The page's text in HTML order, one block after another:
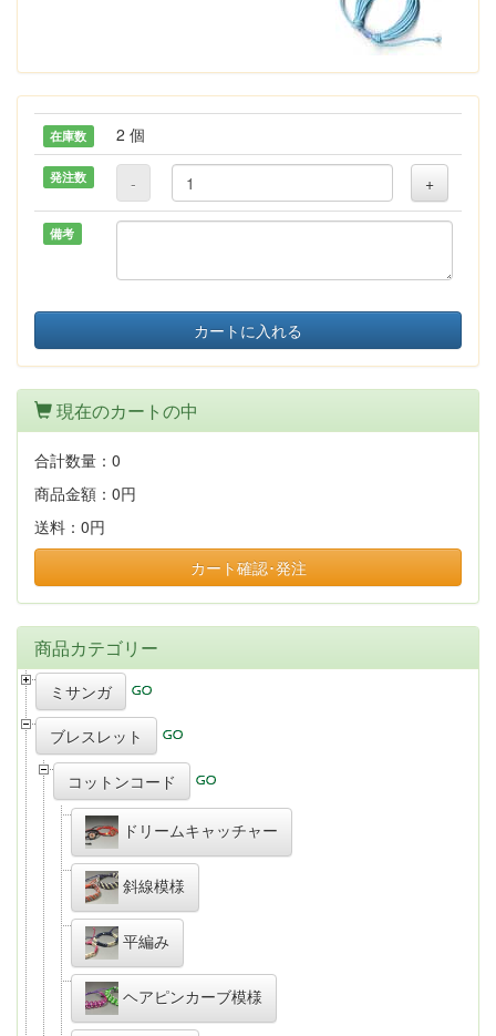
在庫数 2 個
発注数 - +
備考
カートに入れる
現在のカートの中
合計数量： 0
商品金額： 0円
送料： 0円
カート確認･発注
商品カテゴリー
ミサンガ
ブレスレット
コットンコード
ドリームキャッチャー
斜線模様
平編み
ヘアピンカーブ模様